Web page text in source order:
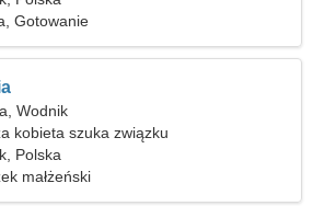
Gotowanie
Wodnik
kobieta szuka związku
Polska
małżeński